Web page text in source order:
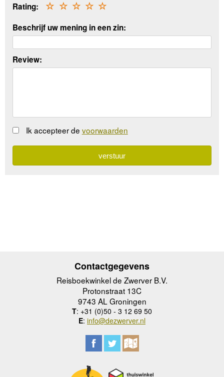
Rating: ☆
☆
☆
☆
☆
Beschrijf uw mening in een zin:
Review:
Ik accepteer de voorwaarden
Contactgegevens
Reisboekwinkel de Zwerver B.V.
Protonstraat 13C
9743 AL Groningen
T: +31 (0)50 - 3 12 69 50
E: info@dezwerver.nl